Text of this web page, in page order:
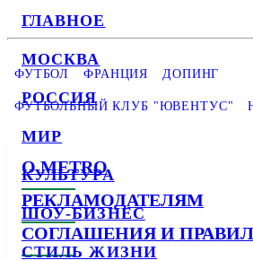
ГЛАВНОЕ
МОСКВА
РОССИЯ
МИР
КУЛЬТУРА
ШОУ-БИЗНЕС
СТИЛЬ ЖИЗНИ
ФУТБОЛ ФРАНЦИЯ ДОПИНГ
ФУТБОЛЬНЫЙ КЛУБ "ЮВЕНТУС"
О METRO
РЕКЛАМОДАТЕЛЯМ
СОГЛАШЕНИЯ И